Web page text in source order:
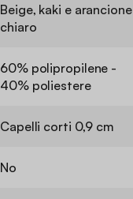
Beige, kaki e arancione
chiaro
60% polipropilene -
40% poliestere
Capelli corti 0,9 cm
No